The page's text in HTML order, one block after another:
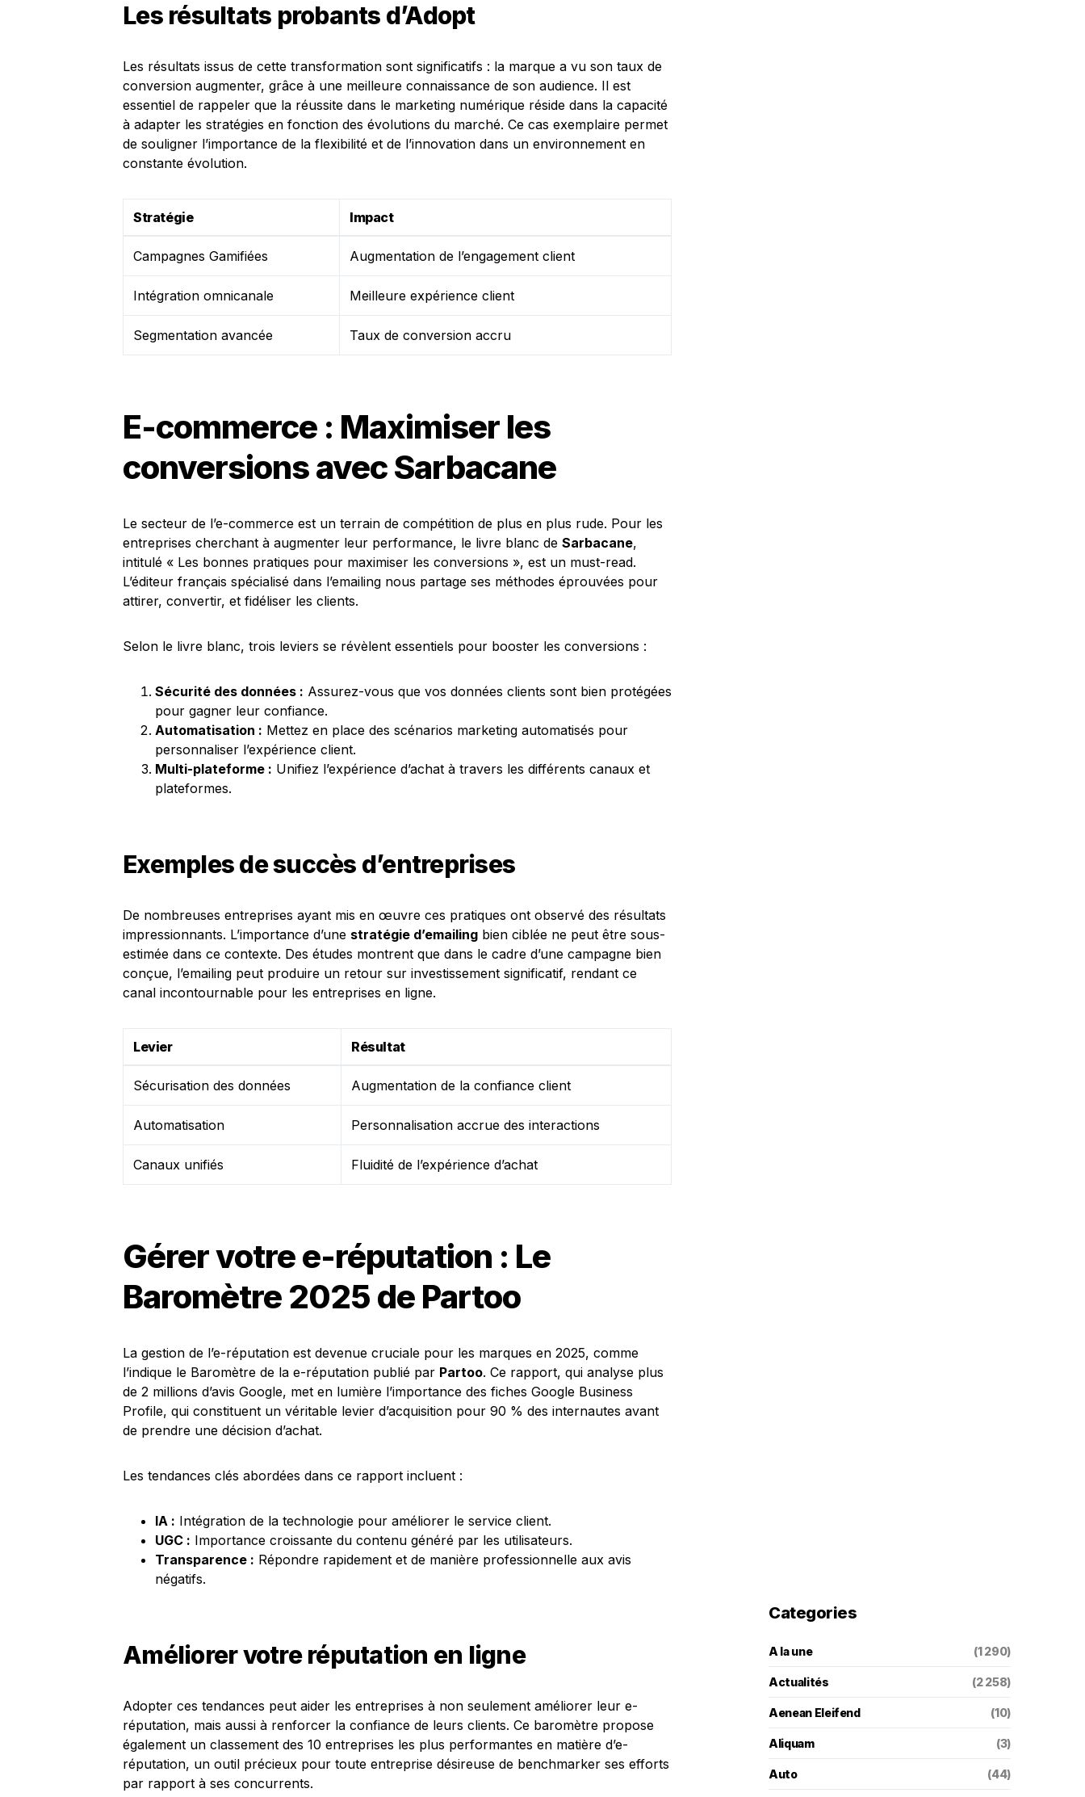
Les résultats probants d’Adopt
Les résultats issus de cette transformation sont significatifs : la marque a vu son taux de
conversion augmenter, grâce à une meilleure connaissance de son audience. Il est
essentiel de rappeler que la réussite dans le marketing numérique réside dans la capacité
à adapter les stratégies en fonction des évolutions du marché. Ce cas exemplaire permet
de souligner l’importance de la flexibilité et de l’innovation dans un environnement en
constante évolution.
Stratégie Impact
Campagnes Gamifiées Augmentation de l’engagement client
Intégration omnicanale Meilleure expérience client
Segmentation avancée Taux de conversion accru
E-commerce : Maximiser les
conversions avec Sarbacane
Le secteur de l’e-commerce est un terrain de compétition de plus en plus rude. Pour les
entreprises cherchant à augmenter leur performance, le livre blanc de Sarbacane,
intitulé « Les bonnes pratiques pour maximiser les conversions », est un must-read.
L’éditeur français spécialisé dans l’emailing nous partage ses méthodes éprouvées pour
attirer, convertir, et fidéliser les clients.
Selon le livre blanc, trois leviers se révèlent essentiels pour booster les conversions :
Sécurité des données : Assurez-vous que vos données clients sont bien protégées
pour gagner leur confiance.
Automatisation : Mettez en place des scénarios marketing automatisés pour
personnaliser l’expérience client.
Multi-plateforme : Unifiez l’expérience d’achat à travers les différents canaux et
plateformes.
Exemples de succès d’entreprises
De nombreuses entreprises ayant mis en œuvre ces pratiques ont observé des résultats
impressionnants. L’importance d’une stratégie d’emailing bien ciblée ne peut être sous-
estimée dans ce contexte. Des études montrent que dans le cadre d’une campagne bien
conçue, l’emailing peut produire un retour sur investissement significatif, rendant ce
canal incontournable pour les entreprises en ligne.
Levier Résultat
Sécurisation des données Augmentation de la confiance client
Automatisation Personnalisation accrue des interactions
Canaux unifiés Fluidité de l’expérience d’achat
Gérer votre e-réputation : Le
Baromètre 2025 de Partoo
La gestion de l’e-réputation est devenue cruciale pour les marques en 2025, comme
l’indique le Baromètre de la e-réputation publié par Partoo. Ce rapport, qui analyse plus
de 2 millions d’avis Google, met en lumière l’importance des fiches Google Business
Profile, qui constituent un véritable levier d’acquisition pour 90 % des internautes avant
de prendre une décision d’achat.
Les tendances clés abordées dans ce rapport incluent :
IA : Intégration de la technologie pour améliorer le service client.
UGC : Importance croissante du contenu généré par les utilisateurs.
Transparence : Répondre rapidement et de manière professionnelle aux avis
négatifs.
Améliorer votre réputation en ligne
Adopter ces tendances peut aider les entreprises à non seulement améliorer leur e-
réputation, mais aussi à renforcer la confiance de leurs clients. Ce baromètre propose
également un classement des 10 entreprises les plus performantes en matière d’e-
réputation, un outil précieux pour toute entreprise désireuse de benchmarker ses efforts
par rapport à ses concurrents.
Categories
A la une (1 290)
Actualités (2 258)
Aenean Eleifend (10)
Aliquam (3)
Auto (44)